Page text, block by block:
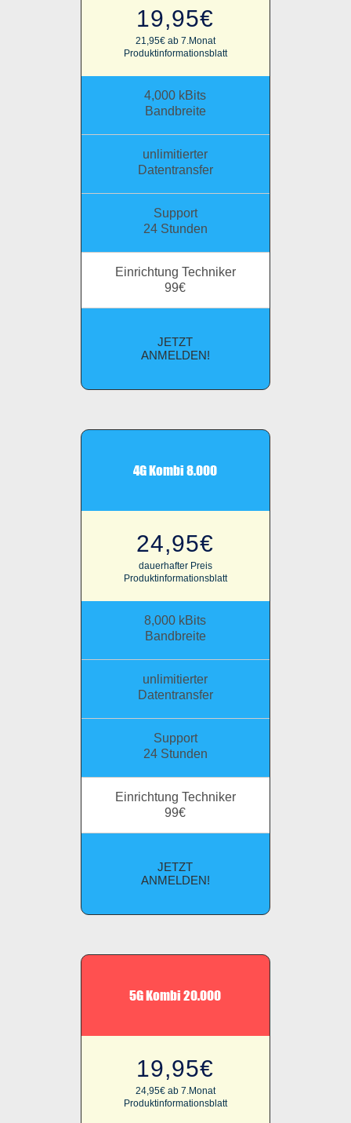
19,95€
21,95€ ab 7.Monat
Produktinformationsblatt
4,000 kBits
Bandbreite
unlimitierter
Datentransfer
Support
24 Stunden
Einrichtung Techniker
99€
JETZT
ANMELDEN!
4G Kombi 8.000
24,95€
dauerhafter Preis
Produktinformationsblatt
8,000 kBits
Bandbreite
unlimitierter
Datentransfer
Support
24 Stunden
Einrichtung Techniker
99€
JETZT
ANMELDEN!
5G Kombi 20.000
19,95€
24,95€ ab 7.Monat
Produktinformationsblatt